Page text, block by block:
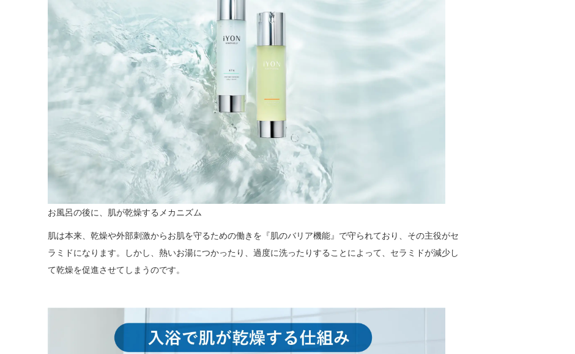
お風呂の後に、肌が乾燥するメカニズム
肌は本来、乾燥や外部刺激からお肌を守るための働きを『肌のバリア機能』で守られており、その主役がセ
ラミドになります。しかし、熱いお湯につかったり、過度に洗ったりすることによって、セラミドが減少し
て乾燥を促進させてしまうのです。